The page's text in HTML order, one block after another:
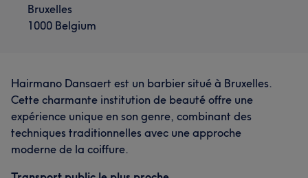
Bruxelles
1000 Belgium
Hairmano Dansaert est un barbier situé à Bruxelles.
Cette charmante institution de beauté offre une
expérience unique en son genre, combinant des
techniques traditionnelles avec une approche
moderne de la coiffure.